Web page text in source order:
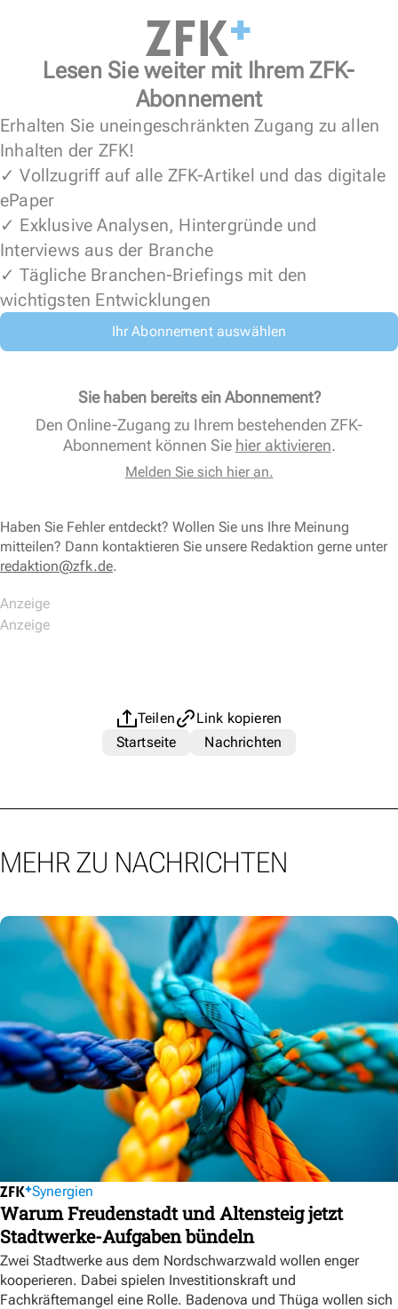
Lesen Sie weiter mit Ihrem ZFK-
Abonnement
Erhalten Sie uneingeschränkten Zugang zu allen
Inhalten der ZFK!
✓ Vollzugriff auf alle ZFK-Artikel und das digitale
ePaper
✓ Exklusive Analysen, Hintergründe und
Interviews aus der Branche
✓ Tägliche Branchen-Briefings mit den
wichtigsten Entwicklungen
Ihr Abonnement auswählen
Sie haben bereits ein Abonnement?
Den Online-Zugang zu Ihrem bestehenden ZFK-
Abonnement können Sie hier aktivieren.
Melden Sie sich hier an.
Haben Sie Fehler entdeckt? Wollen Sie uns Ihre Meinung
mitteilen? Dann kontaktieren Sie unsere Redaktion gerne unter
redaktion@zfk.de.
Teilen
Link kopieren
Startseite
Nachrichten
MEHR ZU NACHRICHTEN
Synergien
Warum Freudenstadt und Altensteig jetzt
Stadtwerke-Aufgaben bündeln
Zwei Stadtwerke aus dem Nordschwarzwald wollen enger
kooperieren. Dabei spielen Investitionskraft und
Fachkräftemangel eine Rolle. Badenova und Thüga wollen sich